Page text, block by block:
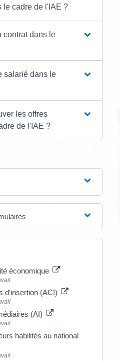
le cadre de l'IAE ?
contrat dans le
salarié dans le
les offres
de l'IAE ?
économique
d’insertion (ACI)
(AI)
habilités au national